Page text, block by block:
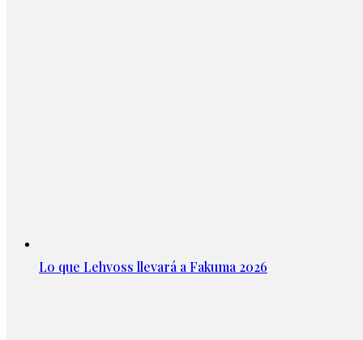
Lo que Lehvoss llevará a Fakuma 2026